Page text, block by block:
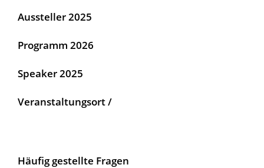
Aussteller 2025
Programm 2026
Speaker 2025
Veranstaltungsort /
Häufig gestellte Fragen